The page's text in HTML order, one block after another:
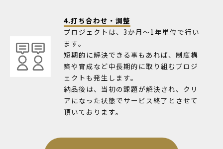
4.打ち合わせ・調整
プロジェクトは、3か月～1年単位で行い
ます。
短期的に解決できる事もあれば、制度構
築や育成など中長期的に取り組むプロジ
ェクトも発生します。
納品後は、当初の課題が解決され、クリ
アになった状態でサービス終了とさせて
頂いております。